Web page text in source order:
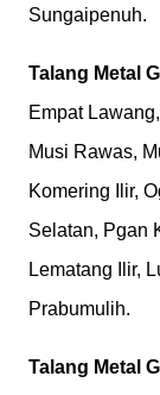
Sungaipenuh.
Talang Metal
Empat
Musi Rawas,
Komering Ilir,
Selatan, Pgan
Lematang Ilir,
Prabumulih.
Talang Metal